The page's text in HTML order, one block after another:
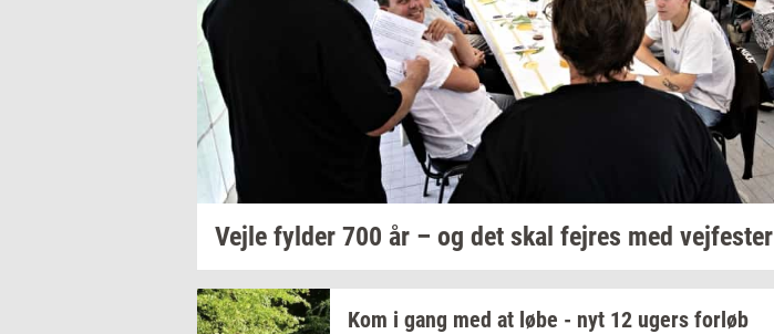
Vejle fyl­der 700 år – og det skal fejres med vej­fe­ster
Kom i gang med at løbe - nyt 12 ugers for­løb